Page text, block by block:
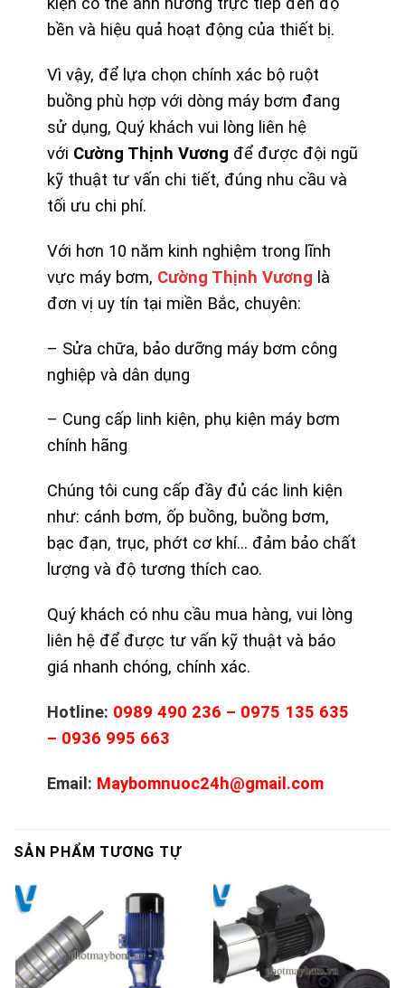
bền và hiệu quả hoạt động của thiết bị.
Vì vậy, để lựa chọn chính xác bộ ruột
buồng phù hợp với dòng máy bơm đang
sử dụng, Quý khách vui lòng liên hệ
với Cường Thịnh Vương để được đội ngũ
kỹ thuật tư vấn chi tiết, đúng nhu cầu và
tối ưu chi phí.
Với hơn 10 năm kinh nghiệm trong lĩnh
vực máy bơm, Cường Thịnh Vương là
đơn vị uy tín tại miền Bắc, chuyên:
– Sửa chữa, bảo dưỡng máy bơm công
nghiệp và dân dụng
– Cung cấp linh kiện, phụ kiện máy bơm
chính hãng
Chúng tôi cung cấp đầy đủ các linh kiện
như: cánh bơm, ốp buồng, buồng bơm,
bạc đạn, trục, phớt cơ khí… đảm bảo chất
lượng và độ tương thích cao.
Quý khách có nhu cầu mua hàng, vui lòng
liên hệ để được tư vấn kỹ thuật và báo
giá nhanh chóng, chính xác.
Hotline: 0989 490 236 – 0975 135 635
– 0936 995 663
Email: Maybomnuoc24h@gmail.com
SẢN PHẨM TƯƠNG TỰ